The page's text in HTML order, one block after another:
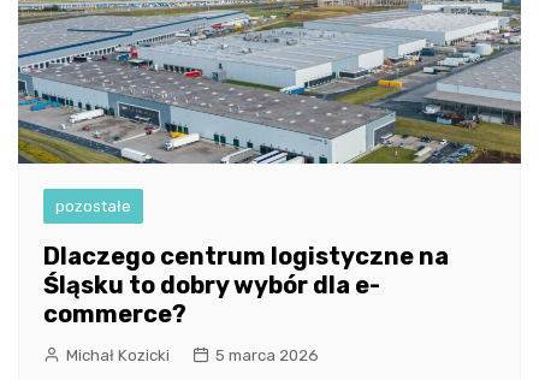
pozostałe
Dlaczego centrum logistyczne na
Śląsku to dobry wybór dla e-
commerce?
Michał Kozicki 5 marca 2026